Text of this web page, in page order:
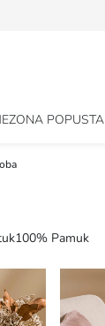
ZONA POPUSTA
100% Pamuk